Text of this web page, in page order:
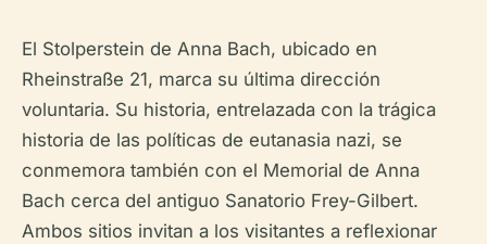
El Stolperstein de Anna Bach, ubicado en
Rheinstraße 21, marca su última dirección
voluntaria. Su historia, entrelazada con la trágica
historia de las políticas de eutanasia nazi, se
conmemora también con el Memorial de Anna
Bach cerca del antiguo Sanatorio Frey-Gilbert.
Ambos sitios invitan a los visitantes a reflexionar